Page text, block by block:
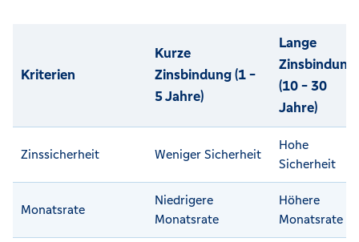
Kriterien
Kurze
Zinsbindung (1 -
5 Jahre)
Lange
Zinsbindung
(10 - 30
Jahre)
Zinssicherheit Weniger Sicherheit
Hohe
Sicherheit
Monatsrate
Niedrigere
Monatsrate
Höhere
Monatsrate